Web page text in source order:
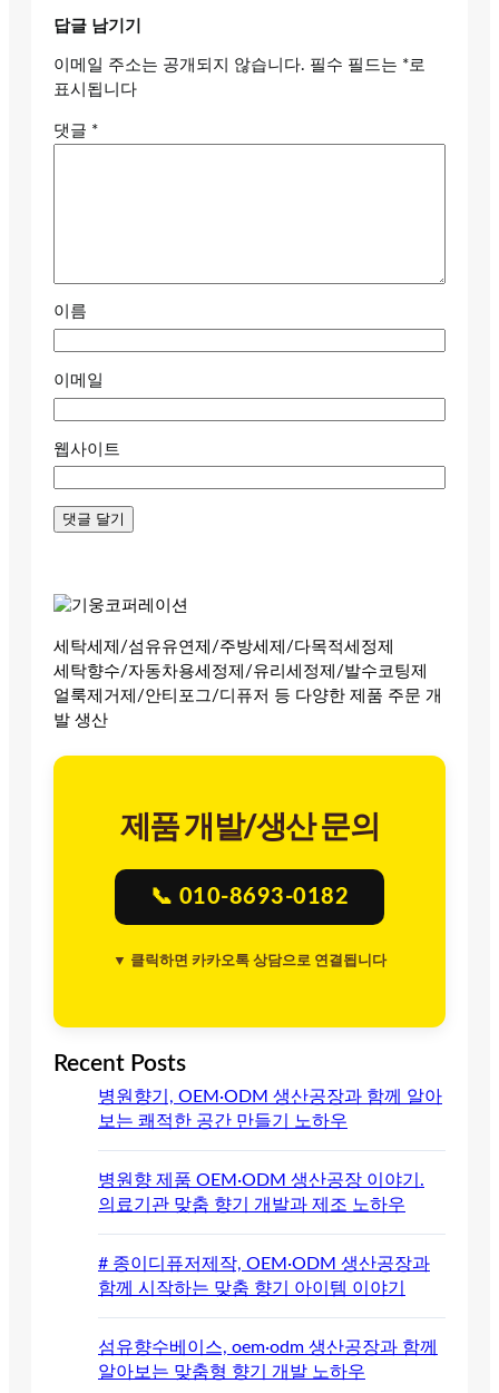
답글 남기기
이메일 주소는 공개되지 않습니다. 필수 필드는 *로
표시됩니다
댓글 *
이름
이메일
웹사이트
세탁세제/섬유유연제/주방세제/다목적세정제
세탁향수/자동차용세정제/유리세정제/발수코팅제
얼룩제거제/안티포그/디퓨저 등 다양한 제품 주문 개
발 생산
제품 개발/생산 문의
📞 010-8693-0182
▼ 클릭하면 카카오톡 상담으로 연결됩니다
Recent Posts
병원향기, OEM·ODM 생산공장과 함께 알아
보는 쾌적한 공간 만들기 노하우
병원향 제품 OEM·ODM 생산공장 이야기.
의료기관 맞춤 향기 개발과 제조 노하우
# 종이디퓨저제작, OEM·ODM 생산공장과
함께 시작하는 맞춤 향기 아이템 이야기
섬유향수베이스, oem·odm 생산공장과 함께
알아보는 맞춤형 향기 개발 노하우